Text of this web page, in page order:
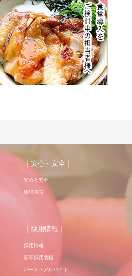
｜安心・安全｜
安心と安全
環境宣言
｜採用情報｜
採用情報
新卒採用情報
パート・アルバイト